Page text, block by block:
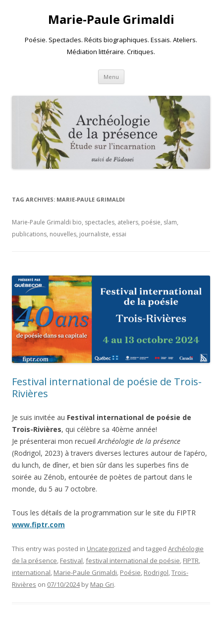
Marie-Paule Grimaldi
Poésie. Spectacles. Récits biographiques. Essais. Ateliers.
Médiation littéraire. Critiques.
Menu Skip to content
TAG ARCHIVES: MARIE-PAULE GRIMALDI
Marie-Paule Grimaldi bio, spectacles, ateliers, poésie, slam,
publications, nouvelles, journaliste, essai
Festival international de poésie de Trois-
Rivières
Je suis invitée au Festival international de poésie de
Trois-Rivières, qui célèbre sa 40ème année!
Je présenterai mon recueilArchéologie de la présence
(Rodrigol, 2023) à travers diverses lectures autour de l’apéro,
du lunch, de dîner, et bien sûr dans les superbes fins de
soirée au Zénob, entourée de poètes de partout dans le
monde, du 5 au 7 octobre.
Tous les détails de la programmation sur le site du FIPTR
www.fiptr.com
This entry was posted in Uncategorized and tagged Archéologie
de la présence, Festival,festival international de poésie, FIPTR,
international, Marie-Paule Grimaldi, Poésie, Rodrigol,Trois-
Rivières on 07/10/2024by Map Gri.